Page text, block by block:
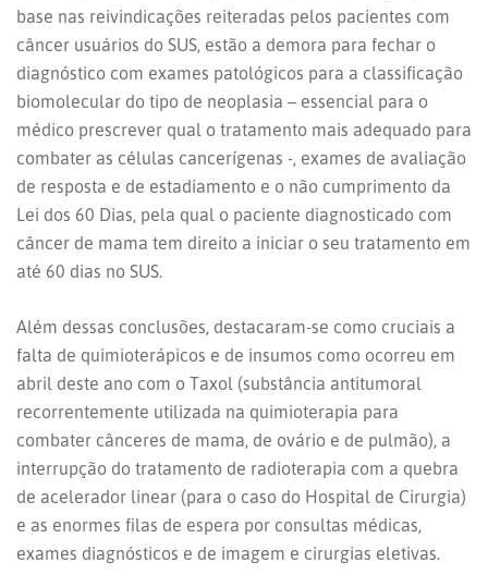
base nas reivindicações reiteradas pelos pacientes com
câncer usuários do SUS, estão a demora para fechar o
diagnóstico com exames patológicos para a classificação
biomolecular do tipo de neoplasia – essencial para o
médico prescrever qual o tratamento mais adequado para
combater as células cancerígenas -, exames de avaliação
de resposta e de estadiamento e o não cumprimento da
Lei dos 60 Dias, pela qual o paciente diagnosticado com
câncer de mama tem direito a iniciar o seu tratamento em
até 60 dias no SUS.
Além dessas conclusões, destacaram-se como cruciais a
falta de quimioterápicos e de insumos como ocorreu em
abril deste ano com o Taxol (substância antitumoral
recorrentemente utilizada na quimioterapia para
combater cânceres de mama, de ovário e de pulmão), a
interrupção do tratamento de radioterapia com a quebra
de acelerador linear (para o caso do Hospital de Cirurgia)
e as enormes filas de espera por consultas médicas,
exames diagnósticos e de imagem e cirurgias eletivas.